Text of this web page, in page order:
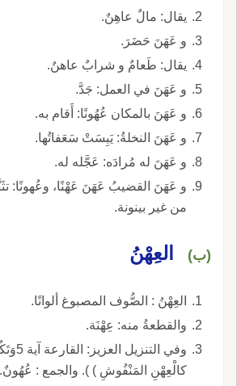
يقال: مالٌ عاهِنٌ.
و عَهَنَ حَضَرَ.
يقال: طَعامٌ و شرابٌ عاهنٌ.
و عَهَنَ في العمل: جَدَّ.
و عَهَنَ بالمكان عُهُونًا: أَقام به.
و عَهَنَ النخلةُ: يَبِسَتْ سَعَفاتُها.
و عَهَنَ له مُرادَه: عَجَّله له.
و عَهَنَ القضيبُ عَهَنَ عَهْنًا، وعُهونًا:
من غير بينونة.
(ب) العِهْنُ
العِهْنُ : الصُّوف المصبوغ ألوانًا.
والقطعةُ منه: عِهْنَة.
وفي
كالْعِهْنِ المَنْفُوشِ ) ). والجمع : عُهُونٌ.